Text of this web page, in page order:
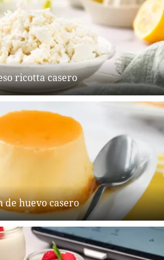
ricotta casero
de huevo casero